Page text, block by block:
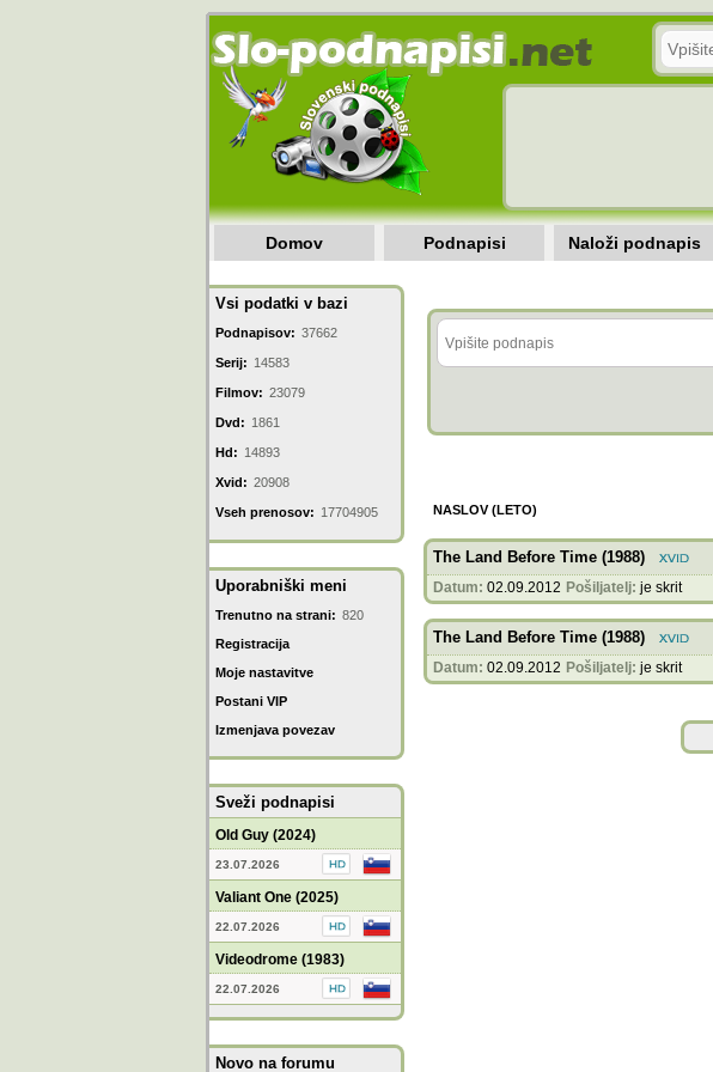
Domov Podnapisi Naloži podnapis
Vsi podatki v bazi
Podnapisov: 37662
Serij: 14583
Filmov: 23079
Dvd: 1861
Hd: 14893
Xvid: 20908
Vseh prenosov: 17704905
Uporabniški meni
Trenutno na strani: 820
Registracija
Moje nastavitve
Postani VIP
Izmenjava povezav
Sveži podnapisi
Old Guy (2024)
23.07.2026
Valiant One (2025)
22.07.2026
Videodrome (1983)
22.07.2026
Novo na forumu
NASLOV (LETO)
The Land Before Time (1988)
Datum: 02.09.2012 Pošiljatelj: je skrit
The Land Before Time (1988)
Datum: 02.09.2012 Pošiljatelj: je skrit